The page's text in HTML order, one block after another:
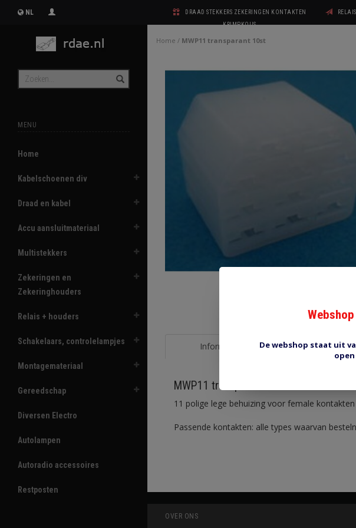
NL
DRAAD STEKKERS ZEKERINGEN KONTAKTEN
KRIMPKOUS
MENU
Home
Kabelschoenen div
Draad en kabel
Accu aansluitmateriaal
Multistekkers
Zekeringen en
Zekeringhouders
Relais + houders
Schakelaars, controlelampjes
Montagemateriaal
Gereedschap
Diversen Electro
Autolampen
Autoradio accessoires
Restposten
Home / MWP11 transparant 10st
Informatie Reviews (0)
MWP11 transparant 10st
11 polige lege behuizing voor female
Passende kontakten: alle types waarvan
OVER ONS
De webshop staat uit